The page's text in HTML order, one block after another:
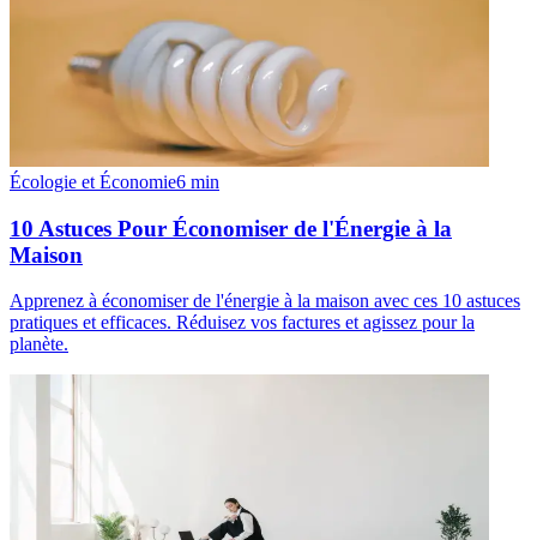
Écologie et Économie6 min
10 Astuces Pour Économiser de l'Énergie à la
Maison
Apprenez à économiser de l'énergie à la maison avec ces 10 astuces
pratiques et efficaces. Réduisez vos factures et agissez pour la
planète.